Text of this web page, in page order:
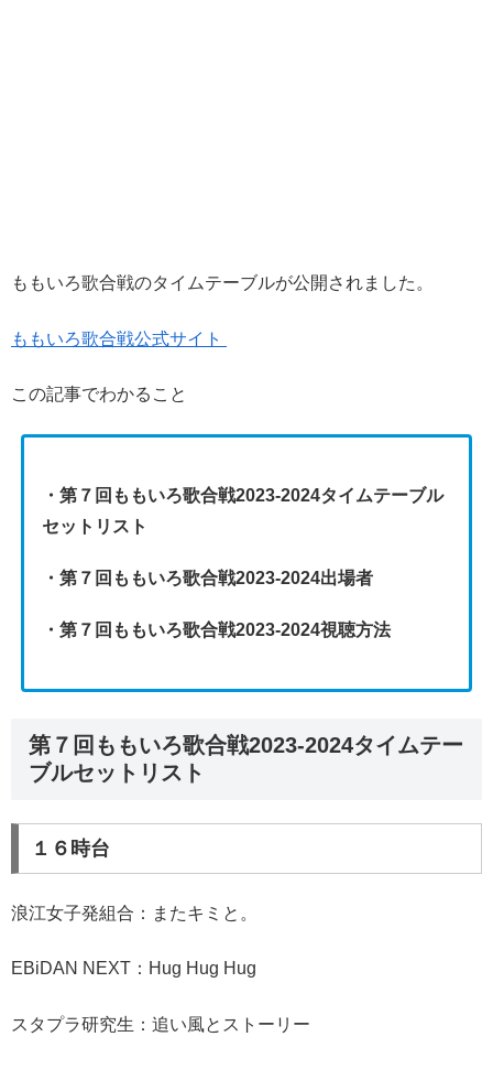
ももいろ歌合戦のタイムテーブルが公開されました。
ももいろ歌合戦公式サイト
この記事でわかること
・第７回ももいろ歌合戦2023-2024タイムテーブル
セットリスト
・第７回ももいろ歌合戦2023-2024出場者
・第７回ももいろ歌合戦2023-2024視聴方法
第７回ももいろ歌合戦2023-2024タイムテー
ブルセットリスト
１６時台
浪江女子発組合：またキミと。
EBiDAN NEXT：Hug Hug Hug
スタプラ研究生：追い風とストーリー